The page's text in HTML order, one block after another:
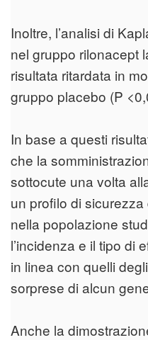
Inoltre, l’analisi di
nel gruppo rilonacept
risultata ritardata in
gruppo placebo (P
In base a questi
che la
sottocute una volta
un profilo di
nella popolazione
l’incidenza e il tipo di
in linea con quelli
sorprese di alcun
Anche la